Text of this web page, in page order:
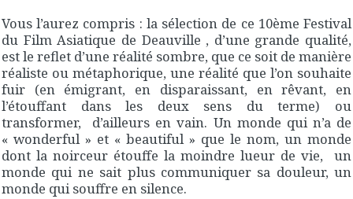
Vous l’aurez compris : la sélection de ce 10ème Festival
du Film Asiatique de Deauville , d’une grande qualité,
est le reflet d’une réalité sombre, que ce soit de manière
réaliste ou métaphorique, une réalité que l’on souhaite
fuir (en émigrant, en disparaissant, en rêvant, en
l’étouffant dans les deux sens du terme) ou
transformer, d’ailleurs en vain. Un monde qui n’a de
« wonderful » et « beautiful » que le nom, un monde
dont la noirceur étouffe la moindre lueur de vie, un
monde qui ne sait plus communiquer sa douleur, un
monde qui souffre en silence.